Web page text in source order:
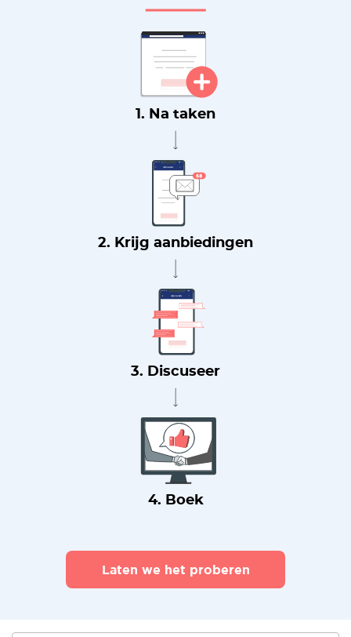
1. Na taken
2. Krijg aanbiedingen
3. Discuseer
4. Boek
Laten we het proberen